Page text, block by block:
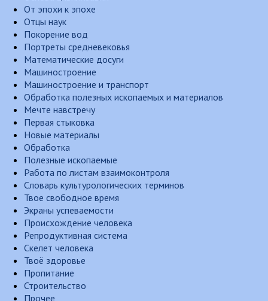
От эпохи к эпохе
Отцы наук
Покорение вод
Портреты средневековья
Математические досуги
Машиностроение
Машиностроение и транспорт
Обработка полезных ископаемых и материалов
Мечте навстречу
Первая стыковка
Новые материалы
Обработка
Полезные ископаемые
Работа по листам взаимоконтроля
Словарь культурологических терминов
Твое свободное время
Экраны успеваемости
Происхождение человека
Репродуктивная система
Скелет человека
Твоё здоровье
Пропитание
Строительство
Прочее